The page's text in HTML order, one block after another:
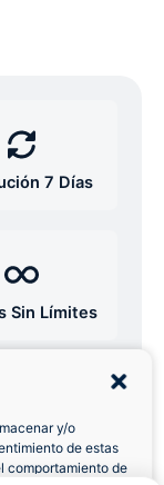
y/o
de estas
comportamiento de
7 Días
Sin Límites